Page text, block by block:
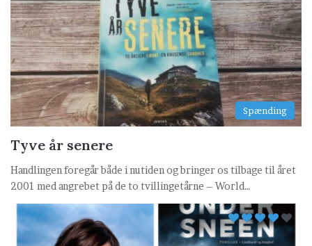
Spænding
Tyve år senere
Handlingen foregår både i nutiden og bringer os tilbage til året
2001 med angrebet på de to tvillingetårne – World…